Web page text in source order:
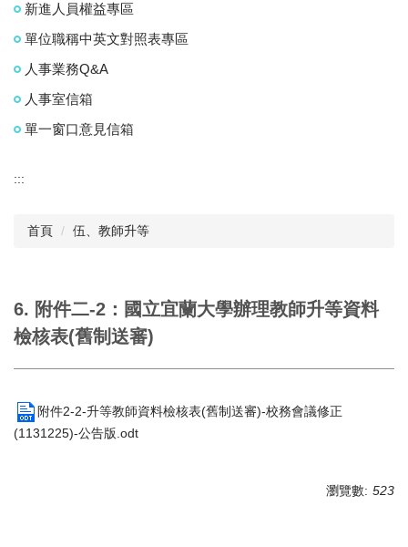
新進人員權益專區
單位職稱中英文對照表專區
人事業務Q&A
人事室信箱
單一窗口意見信箱
:::
首頁 伍、教師升等
6. 附件二-2：國立宜蘭大學辦理教師升等資料
檢核表(舊制送審)
附件2-2-升等教師資料檢核表(舊制送審)-校務會議修正
(1131225)-公告版.odt
瀏覽數: 523